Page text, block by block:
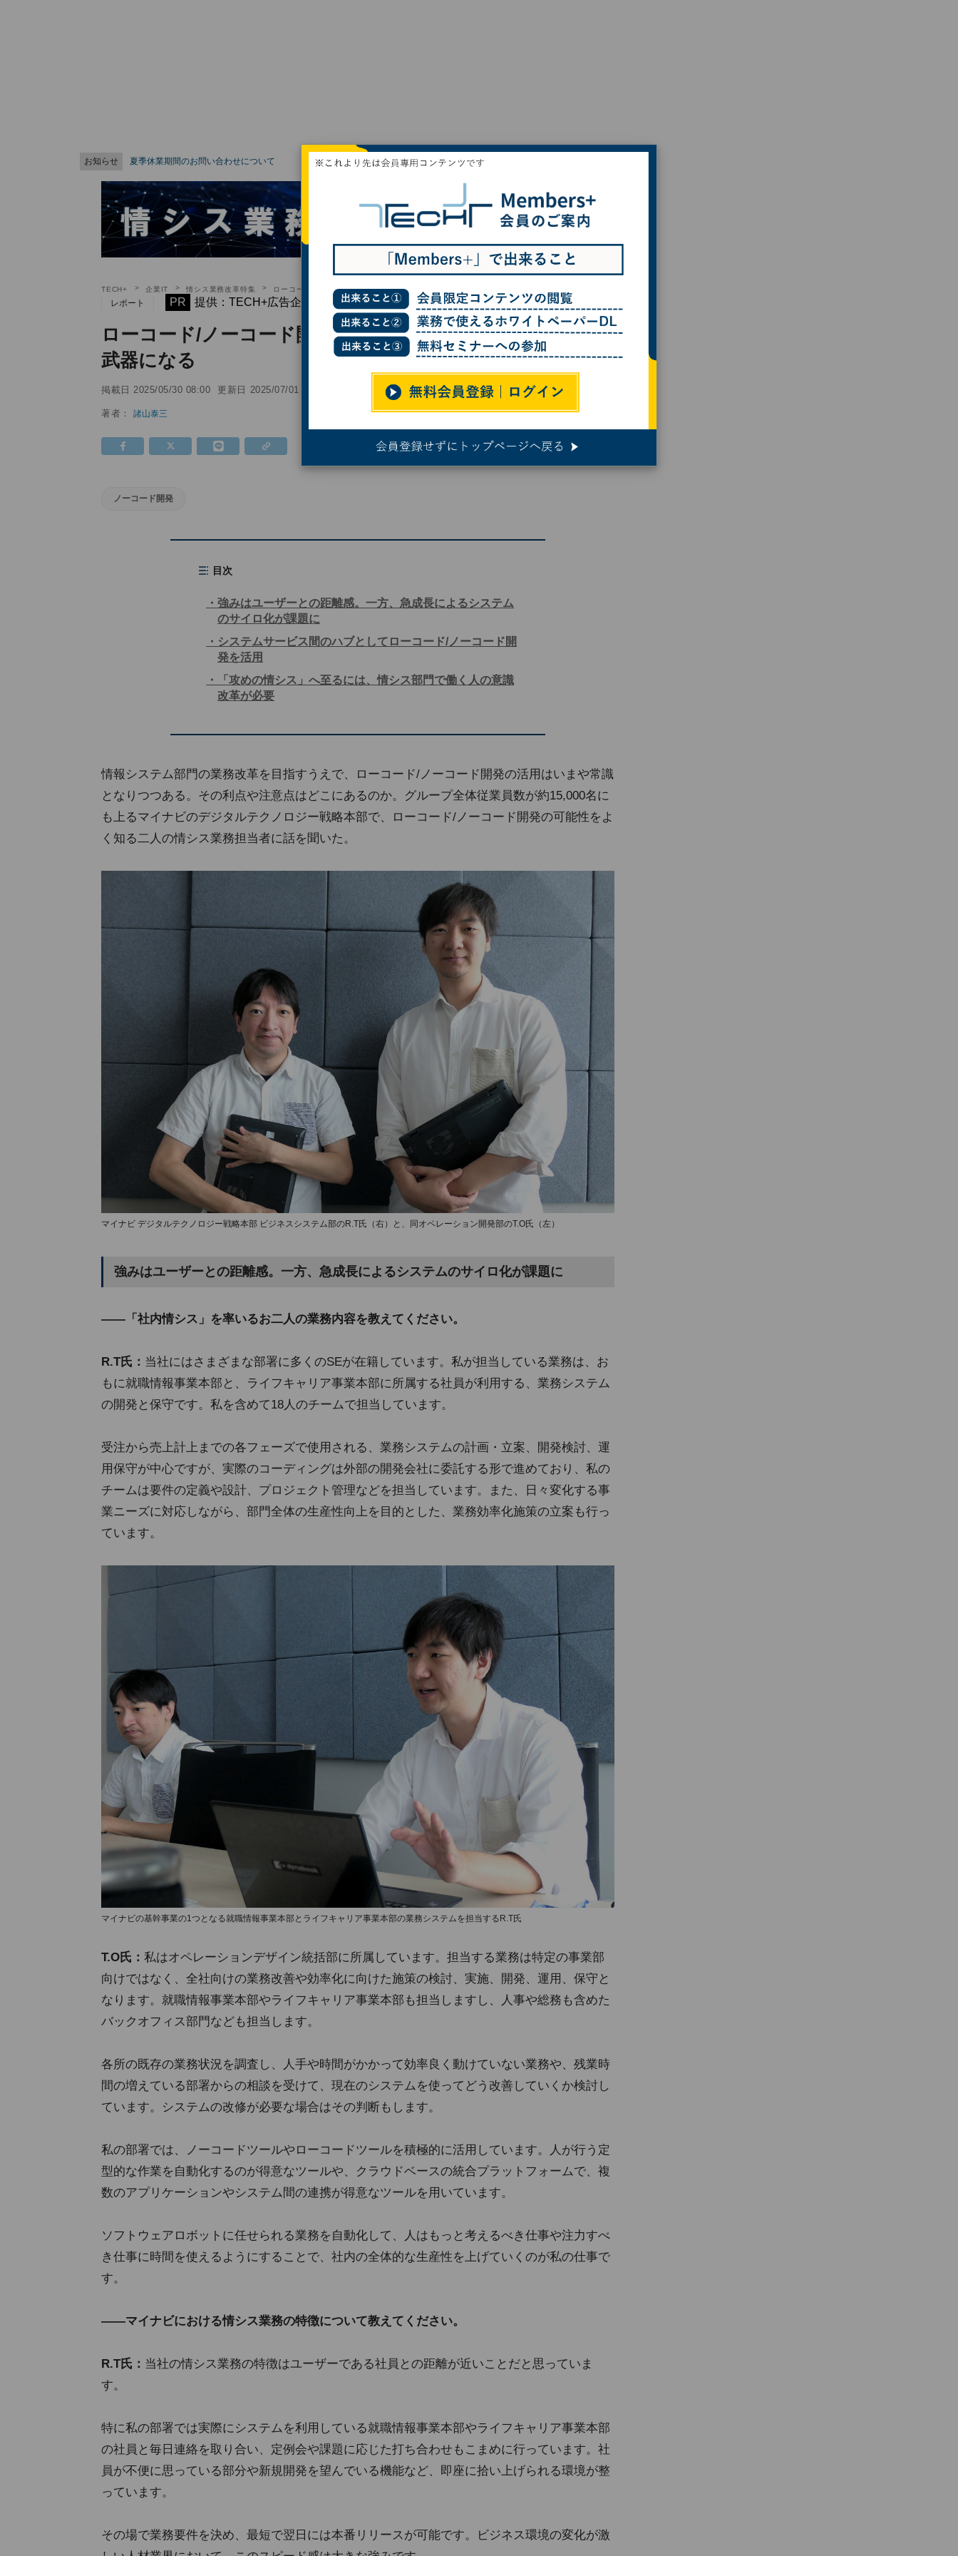
お知らせ 夏季休業期間のお問い合わせについて
TECH+ 企業IT 情シス業務改革特集 ローコード/ノーコード開発は「攻めの情シス」へ変革する武器になる
レポート PR 提供：TECH+広告企画
ローコード/ノーコード開発は「攻めの情シス」へ変革する
武器になる
掲載日 2025/05/30 08:00 更新日 2025/07/01 16:28
著者：諸山泰三
ノーコード開発
目次
強みはユーザーとの距離感。一方、急成長によるシステム
のサイロ化が課題に
システムサービス間のハブとしてローコード/ノーコード開
発を活用
「攻めの情シス」へ至るには、情シス部門で働く人の意識
改革が必要
情報システム部門の業務改革を目指すうえで、ローコード/ノーコード開発の活用はいまや常識
となりつつある。その利点や注意点はどこにあるのか。グループ全体従業員数が約15,000名に
も上るマイナビのデジタルテクノロジー戦略本部で、ローコード/ノーコード開発の可能性をよ
く知る二人の情シス業務担当者に話を聞いた。
マイナビ デジタルテクノロジー戦略本部 ビジネスシステム部のR.T氏（右）と、同オペレーション開発部のT.O氏（左）
強みはユーザーとの距離感。一方、急成長によるシステムのサイロ化が課題に
――「社内情シス」を率いるお二人の業務内容を教えてください。
R.T氏： 当社にはさまざまな部署に多くのSEが在籍しています。私が担当している業務は、お
もに就職情報事業本部と、ライフキャリア事業本部に所属する社員が利用する、業務システム
の開発と保守です。私を含めて18人のチームで担当しています。
受注から売上計上までの各フェーズで使用される、業務システムの計画・立案、開発検討、運
用保守が中心ですが、実際のコーディングは外部の開発会社に委託する形で進めており、私の
チームは要件の定義や設計、プロジェクト管理などを担当しています。また、日々変化する事
業ニーズに対応しながら、部門全体の生産性向上を目的とした、業務効率化施策の立案も行っ
ています。
マイナビの基幹事業の1つとなる就職情報事業本部とライフキャリア事業本部の業務システムを担当するR.T氏
T.O氏： 私はオペレーションデザイン統括部に所属しています。担当する業務は特定の事業部
向けではなく、全社向けの業務改善や効率化に向けた施策の検討、実施、開発、運用、保守と
なります。就職情報事業本部やライフキャリア事業本部も担当しますし、人事や総務も含めた
バックオフィス部門なども担当します。
各所の既存の業務状況を調査し、人手や時間がかかって効率良く動けていない業務や、残業時
間の増えている部署からの相談を受けて、現在のシステムを使ってどう改善していくか検討し
ています。システムの改修が必要な場合はその判断もします。
私の部署では、ノーコードツールやローコードツールを積極的に活用しています。人が行う定
型的な作業を自動化するのが得意なツールや、クラウドベースの統合プラットフォームで、複
数のアプリケーションやシステム間の連携が得意なツールを用いています。
ソフトウェアロボットに任せられる業務を自動化して、人はもっと考えるべき仕事や注力すべ
き仕事に時間を使えるようにすることで、社内の全体的な生産性を上げていくのが私の仕事で
す。
――マイナビにおける情シス業務の特徴について教えてください。
R.T氏： 当社の情シス業務の特徴はユーザーである社員との距離が近いことだと思っていま
す。
特に私の部署では実際にシステムを利用している就職情報事業本部やライフキャリア事業本部
の社員と毎日連絡を取り合い、定例会や課題に応じた打ち合わせもこまめに行っています。社
員が不便に思っている部分や新規開発を望んでいる機能など、即座に拾い上げられる環境が整
っています。
その場で業務要件を決め、最短で翌日には本番リリースが可能です。ビジネス環境の変化が激